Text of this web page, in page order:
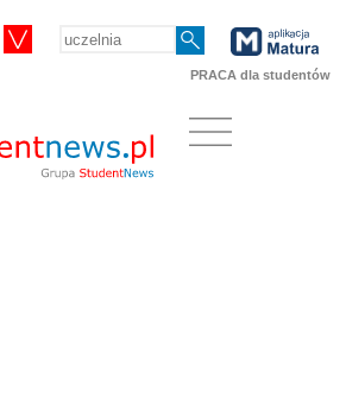
PRACA dla studentów